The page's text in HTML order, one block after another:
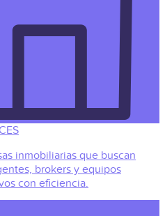
inmobiliarias que buscan
brokers y equipos
con eficiencia.